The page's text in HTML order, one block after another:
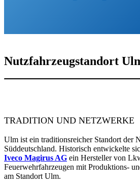
Nutzfahrzeugstandort
TRADITION UND NETZWERKE
Ulm ist ein traditionsreicher Standort der
Süddeutschland. Historisch entwickelte
Iveco Magirus AG ein Hersteller von
Feuerwehrfahrzeugen mit Produktions-
am Standort Ulm.